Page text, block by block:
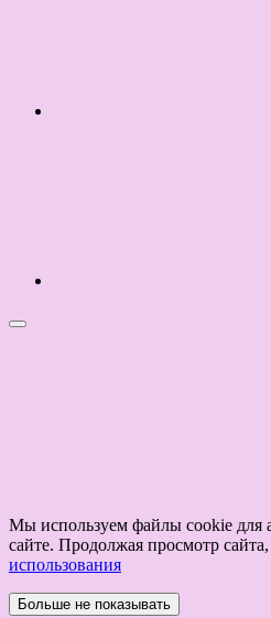
Мы используем файлы cookie для
сайте. Продолжая просмотр
использования
Больше не показывать